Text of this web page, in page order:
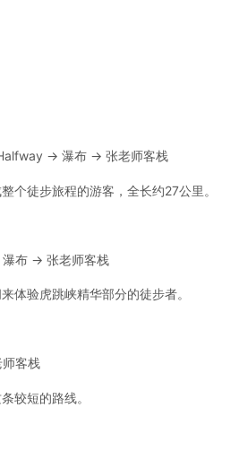
→ 瀑布 → 张老师客栈
个徒步旅程的游客，全长约27公里。
布 → 张老师客栈
体验虎跳峡精华部分的徒步者。
客栈
较短的路线。